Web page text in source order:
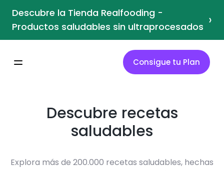
Descubre la Tienda Realfooding -
Productos saludables sin ultraprocesados ›
Consigue tu Plan
Descubre recetas
saludables
Explora más de 200.000 recetas saludables, hechas